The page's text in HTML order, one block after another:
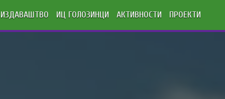
ИЗДАВАШТВО ИЦ ГОЛОЗИНЦИ АКТИВНОСТИ ПРОЕКТИ